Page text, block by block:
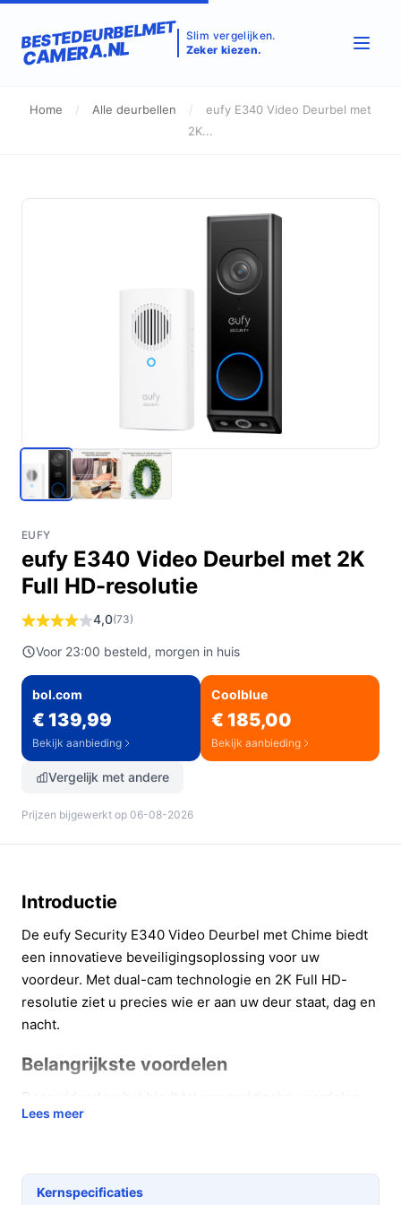
BESTEDEURBELMET
CAMERA.NL
Slim vergelijken.
Zeker kiezen.
Home / Alle deurbellen /
eufy E340 Video Deurbel met
2K...
EUFY
eufy E340 Video Deurbel met 2K
Full HD-resolutie
4,0(73)
Voor 23:00 besteld, morgen in huis
bol.com
€ 139,99
Bekijk aanbieding
Coolblue
€ 185,00
Bekijk aanbieding
Vergelijk met andere
Prijzen bijgewerkt op 06-08-2026
Introductie
De eufy Security E340 Video Deurbel met Chime biedt
een innovatieve beveiligingsoplossing voor uw
voordeur. Met dual-cam technologie en 2K Full HD-
resolutie ziet u precies wie er aan uw deur staat, dag en
nacht.
Belangrijkste voordelen
die uw gemoedsrust verhogen:
zowel een duidelijk zicht op bezoekers als de
grond voor uw deur, wat bijdraagt aan een betere
Lees meer
Kernspecificaties